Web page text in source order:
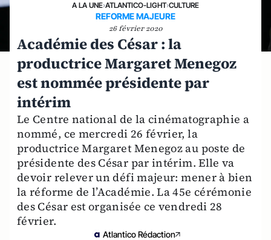
A LA UNE›ATLANTICO-LIGHT›CULTURE
REFORME MAJEURE
26 février 2020
Académie des César : la
productrice Margaret Menegoz
est nommée présidente par
intérim
Le Centre national de la cinématographie a
nommé, ce mercredi 26 février, la
productrice Margaret Menegoz au poste de
présidente des César par intérim. Elle va
devoir relever un défi majeur: mener à bien
la réforme de l’Académie. La 45e cérémonie
des César est organisée ce vendredi 28
février.
Atlantico Rédaction